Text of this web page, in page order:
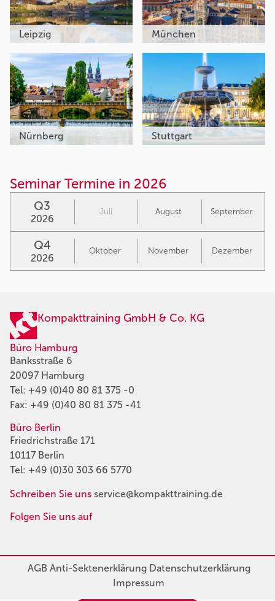
Leipzig München
Nürnberg Stuttgart
Seminar Termine in 2026
Q3
2026
Juli August September
Q4
2026
Oktober November Dezember
Kompakttraining GmbH & Co. KG
Büro Hamburg
Banksstraße 6
20097 Hamburg
Tel: +49 (0)40 80 81 375 -0
Fax: +49 (0)40 80 81 375 -41
Büro Berlin
Friedrichstraße 171
10117 Berlin
Tel: +49 (0)30 303 66 5770
Schreiben Sie uns service@kompakttraining.de
Folgen Sie uns auf
AGBAnti-SektenerklärungDatenschutzerklärung
Impressum